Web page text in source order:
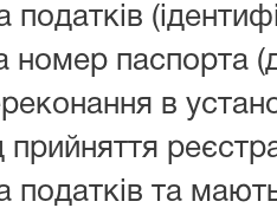
податків
номер паспорта
в
прийняття
податків та